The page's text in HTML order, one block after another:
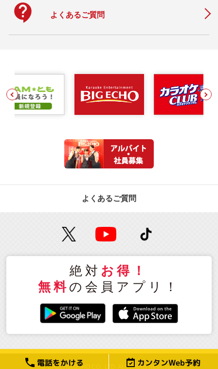
電話をかける カンタンWeb予約
contact_support よくあるご質問
よくあるご質問
絶対 お得！
無料 の会員アプリ！
© DAIICHIKOSHO CO., LTD. ALL Rights Reserved.